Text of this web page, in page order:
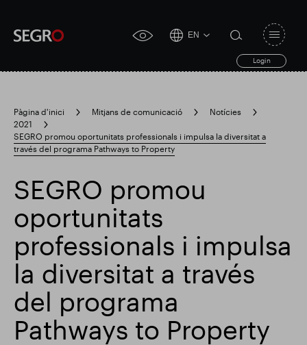
accessibility
EN
Login
search
form
Submit
Search
for
Clar
Responsable SEGRO
Finca comercial de Slough Resultats financers
Actualització comercial Smart Park
toggle
Pàgina d'inici Mitjans de comunicació
Notícies
2021
SEGRO promou oportunitats professionals i impulsa la diversitat a
través del programa Pathways to Property
SEGRO promou
oportunitats
professionals i impulsa
la diversitat a través
del programa
Pathways to Property